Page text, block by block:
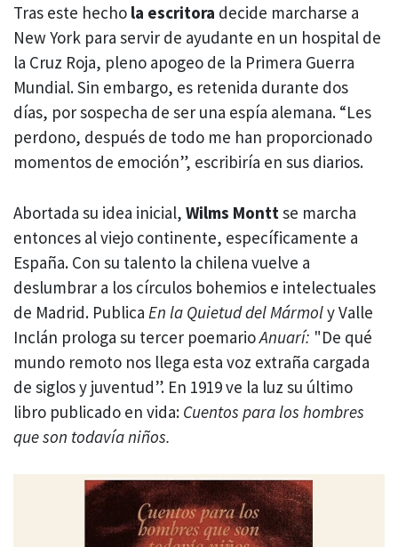
Tras este hecho la escritora decide marcharse a
New York para servir de ayudante en un hospital de
la Cruz Roja, pleno apogeo de la Primera Guerra
Mundial. Sin embargo, es retenida durante dos
días, por sospecha de ser una espía alemana. “Les
perdono, después de todo me han proporcionado
momentos de emoción”, escribiría en sus diarios.
Abortada su idea inicial, Wilms Montt se marcha
entonces al viejo continente, específicamente a
España. Con su talento la chilena vuelve a
deslumbrar a los círculos bohemios e intelectuales
de Madrid. Publica En la Quietud del Mármoly Valle
Inclán prologa su tercer poemarioAnuarí: "De qué
mundo remoto nos llega esta voz extraña cargada
de siglos y juventud”. En 1919 ve la luz su último
libro publicado en vida: Cuentos para los hombres
que son todavía niños.